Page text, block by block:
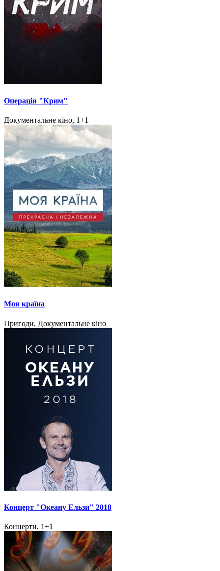
Операція "Крим"
Документальне кіно, 1+1
Моя країна
Пригоди, Документальне кіно
Концерт "Океану Ельзи" 2018
Концерти, 1+1